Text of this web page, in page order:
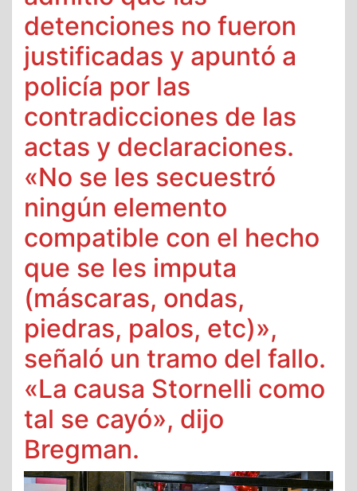
detenciones no fueron
justificadas y apuntó a
policía por las
contradicciones de las
actas y declaraciones.
«No se les secuestró
ningún elemento
compatible con el hecho
que se les imputa
(máscaras, ondas,
piedras, palos, etc)»,
señaló un tramo del fallo.
«La causa Stornelli como
tal se cayó», dijo
Bregman.